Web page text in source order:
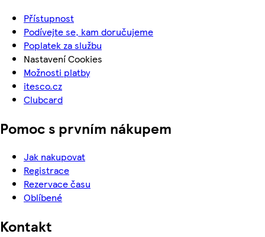
Přístupnost
Podívejte se, kam doručujeme
Poplatek za službu
Nastavení Cookies
Možnosti platby
itesco.cz
Clubcard
Pomoc s prvním nákupem
Jak nakupovat
Registrace
Rezervace času
Oblíbené
Kontakt